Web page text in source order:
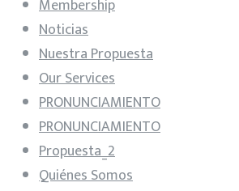
Membership
Noticias
Nuestra Propuesta
Our Services
PRONUNCIAMIENTO
PRONUNCIAMIENTO
Propuesta_2
Quiénes Somos